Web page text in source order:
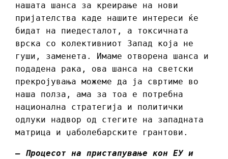
нашата шанса за креирање на нови
пријателства каде нашите интереси ќе
бидат на пиедесталот, а токсичната
врска со колективниот Запад која не
гуши, заменета. Имаме отворена шанса и
подадена рака, ова шанса на светски
прекројувања можеме да ја свртиме во
наша полза, ама за тоа е потребна
национална стратегија и политички
одлуки надвор од стегите на западната
матрица и џаболебарските грантови.
– Процесот на пристапување кон ЕУ и